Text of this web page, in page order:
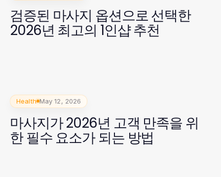
검증된 마사지 옵션으로 선택한
2026년 최고의 1인샵 추천
Health May 12, 2026
마사지가 2026년 고객 만족을 위
한 필수 요소가 되는 방법